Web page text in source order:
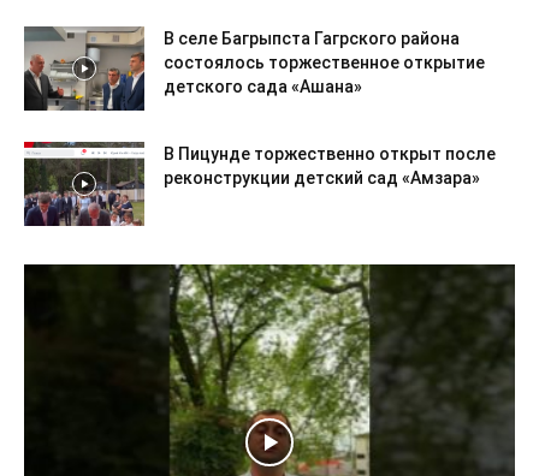
В селе Багрыпста Гагрского района
состоялось торжественное открытие
детского сада «Ашана»
В Пицунде торжественно открыт после
реконструкции детский сад «Амзара»